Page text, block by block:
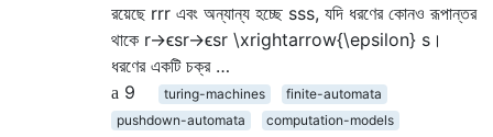
রয়েছে rrr এবং অন্যান্য হচ্ছে sss, যদি ধরণের কোনও রূপান্তর
থাকে r→ϵsr→ϵsr \xrightarrow{\epsilon} s।
ধরণের একটি চক্র …
9
turing-machines
finite-automata
pushdown-automata
computation-models